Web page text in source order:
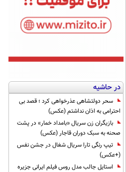
در حاشیه
سحر دولتشاهی عذرخواهی کرد ؛ قصد بی
احترامی به اذان نداشتم (عکس)
بازیگران زن سریال «بامداد خمار» در پشت
صحنه به سبک دوران قاجار (عکس)
تیپ رنگی تارا سریال شغال در جشن نفس
(+عکس)
استایل جالب مدل روس فیلم ایرانی جزیره